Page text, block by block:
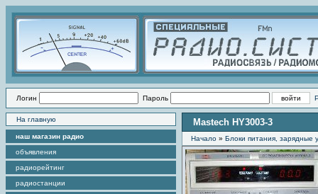
Логин Пароль
На главную
наш магазин радио
объявления
радиорейтинг
радиостанции
Mastech HY3003-3
Начало » Блоки питания, зарядные